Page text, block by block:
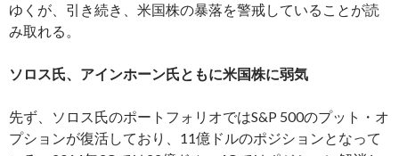
ゆくが、引き続き、米国株の暴落を警戒していることが読
み取れる。
ソロス氏、アインホーン氏ともに米国株に弱気
先ず、ソロス氏のポートフォリオではS&P 500のプット・オ
プションが復活しており、11億ドルのポジションとなって